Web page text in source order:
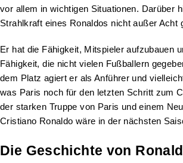
vor allem in wichtigen Situationen. Darüber
Strahlkraft eines Ronaldos nicht außer Acht
Er hat die Fähigkeit, Mitspieler aufzubauen
Fähigkeit, die nicht vielen Fußballern
dem Platz agiert er als Anführer und
was Paris noch für den letzten Schritt zum
der starken Truppe von Paris und einem
Cristiano Ronaldo wäre in der nächsten
Die Geschichte von